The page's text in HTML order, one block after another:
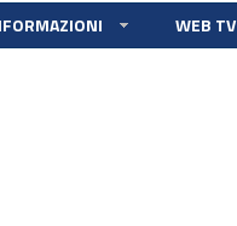
WEB TV